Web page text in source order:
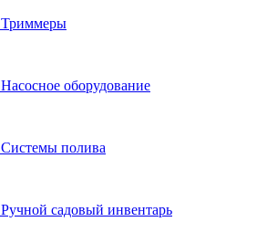
Триммеры
Насосное оборудование
Системы полива
Ручной садовый инвентарь